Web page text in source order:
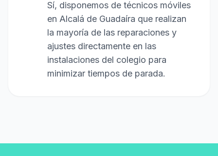
Sí, disponemos de técnicos móviles
en Alcalá de Guadaíra que realizan
la mayoría de las reparaciones y
ajustes directamente en las
instalaciones del colegio para
minimizar tiempos de parada.